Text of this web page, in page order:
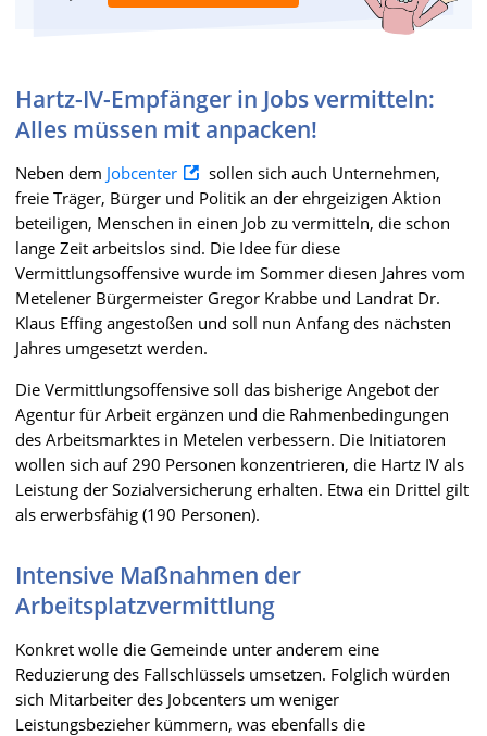
Hartz-IV-Empfänger in Jobs vermitteln:
Alles müssen mit anpacken!
Neben dem Jobcenter
sollen sich auch Unternehmen,
freie Träger, Bürger und Politik an der ehrgeizigen Aktion
beteiligen, Menschen in einen Job zu vermitteln, die schon
lange Zeit arbeitslos sind. Die Idee für diese
Vermittlungsoffensive wurde im Sommer diesen Jahres vom
Metelener Bürgermeister Gregor Krabbe und Landrat Dr.
Klaus Effing angestoßen und soll nun Anfang des nächsten
Jahres umgesetzt werden.
Die Vermittlungsoffensive soll das bisherige Angebot der
Agentur für Arbeit ergänzen und die Rahmenbedingungen
des Arbeitsmarktes in Metelen verbessern. Die Initiatoren
wollen sich auf 290 Personen konzentrieren, die Hartz IV als
Leistung der Sozialversicherung erhalten. Etwa ein Drittel gilt
als erwerbsfähig (190 Personen).
Intensive Maßnahmen der
Arbeitsplatzvermittlung
Konkret wolle die Gemeinde unter anderem eine
Reduzierung des Fallschlüssels umsetzen. Folglich würden
sich Mitarbeiter des Jobcenters um weniger
Leistungsbezieher kümmern, was ebenfalls die